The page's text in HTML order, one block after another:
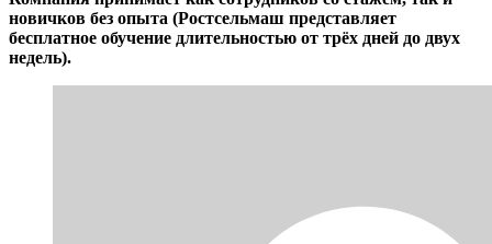
новичков без опыта (Ростсельмаш представляет
бесплатное обучение длительностью от трёх дней до двух
недель).